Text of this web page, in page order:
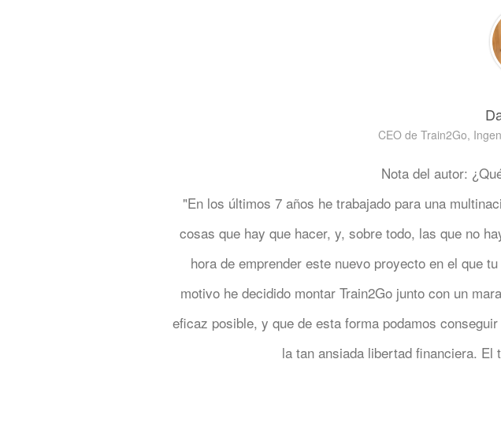
CEO de Train2Go,
Nota del autor:
"En los últimos 7 años he trabajado para una
cosas que hay que hacer, y, sobre todo, las que no
hora de emprender este nuevo proyecto en el que
motivo he decidido montar Train2Go junto con un
eficaz posible, y que de esta forma podamos
la tan ansiada libertad financiera. El